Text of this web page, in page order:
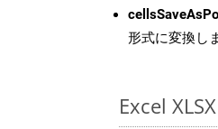
形式に変換し
Excel